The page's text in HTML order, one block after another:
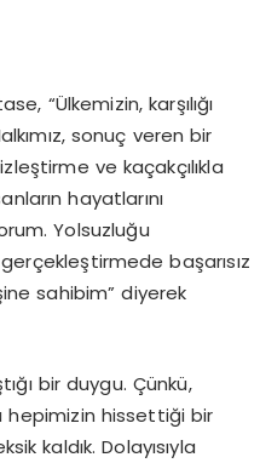
“Ülkemizin, karşılığı
sonuç veren bir
ve kaçakçılıkla
hayatlarını
Yolsuzluğu
başarısız
sahibim” diyerek
bir duygu. Çünkü,
hepimizin hissettiği bir
kaldık. Dolayısıyla